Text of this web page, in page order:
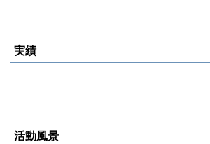
実績
活動風景